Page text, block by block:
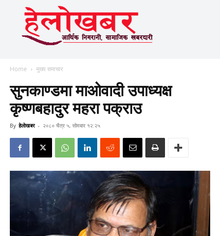
Home मुख्य समाचार
सुनकाण्डमा माओवादी उपाध्यक्ष
कृष्णबहादुर महरा पक्राउ
By हेलाेखबर - २०८० चैत्र ५, सोमबार १२:२५